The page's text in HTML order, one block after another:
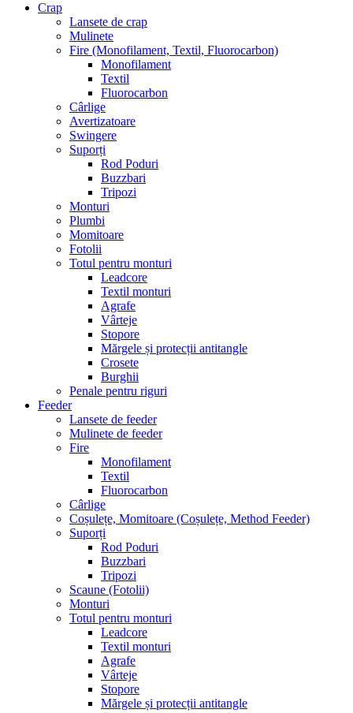
Crap
Lansete de crap
Mulinete
Fire (Monofilament, Textil, Fluorocarbon)
Monofilament
Textil
Fluorocarbon
Cârlige
Avertizatoare
Swingere
Suporți
Rod Poduri
Buzzbari
Tripozi
Monturi
Plumbi
Momitoare
Fotolii
Totul pentru monturi
Leadcore
Textil monturi
Agrafe
Vârteje
Stopore
Mărgele și protecții antitangle
Crosete
Burghii
Penale pentru riguri
Feeder
Lansete de feeder
Mulinete de feeder
Fire
Monofilament
Textil
Fluorocarbon
Cârlige
Coșulețe, Momitoare (Coșulețe, Method Feeder)
Suporți
Rod Poduri
Buzzbari
Tripozi
Scaune (Fotolii)
Monturi
Totul pentru monturi
Leadcore
Textil monturi
Agrafe
Vârteje
Stopore
Mărgele și protecții antitangle